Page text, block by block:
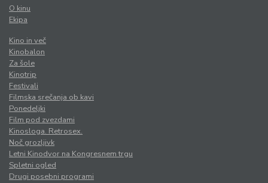
O kinu
Ekipa
Kino in več
Kinobalon
Za šole
Kinotrip
Festivali
Filmska srečanja ob kavi
Ponedeljki
Film pod zvezdami
Kinosloga. Retrosex.
Noč grozljivk
Letni Kinodvor na Kongresnem trgu
Spletni ogled
Drugi posebni programi